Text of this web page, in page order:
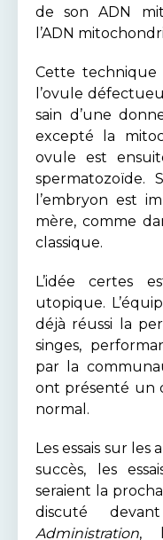
de son ADN
l’ADN
Cette technique
l’ovule
sain d’une
excepté la
ovule est
spermatozoïde.
l’embryon est
mère, comme
classique.
L’idée certes
utopique.
déjà réussi la
singes,
par la
ont présenté un
normal.
Les essais sur
succès, les
seraient la
discuté
Administration,